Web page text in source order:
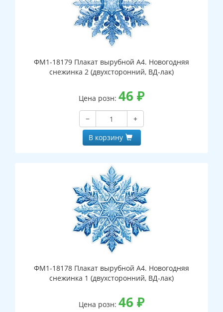
ФМ1-18179 Плакат вырубной А4. Новогодняя
снежинка 2 (двухсторонний, ВД-лак)
Цена розн: 46 ₽
−
+
В корзину
ФМ1-18178 Плакат вырубной А4. Новогодняя
снежинка 1 (двухсторонний, ВД-лак)
Цена розн: 46 ₽